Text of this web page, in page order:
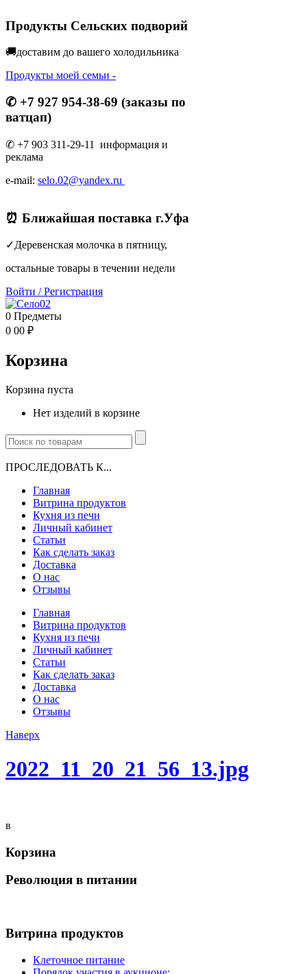
Продукты Сельских подворий
🚚доставим до вашего холодильника
Продукты моей семьи -
✆ +7 927 954-38-69 (заказы по
ватцап)
✆ +7 903 311-29-11 информация и
реклама
e-mail: selo.02@yandex.ru
⏰ Ближайшая поставка г.Уфа
✓Деревенская молочка в пятницу,
остальные товары в течении недели
Войти /Регистрация
0 Предметы
0 00 ₽
Корзина
Корзина пуста
Нет изделий в корзине
ПРОСЛЕДОВАТЬ К...
Главная
Витрина продуктов
Кухня из печи
Личный кабинет
Статьи
Как сделать заказ
Доставка
О нас
Отзывы
Главная
Витрина продуктов
Кухня из печи
Личный кабинет
Статьи
Как сделать заказ
Доставка
О нас
Отзывы
Наверх
2022_11_20_21_56_13.jpg
в
Корзина
Революция в питании
Витрина продуктов
Клеточное питание